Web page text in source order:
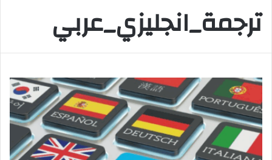
ترجمة_انجليزي_عربي